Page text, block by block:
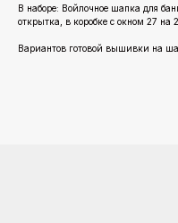
В наборе: Войлочное шапка для
открытка, в коробке с окном 27 на
Вариантов готовой вышивки на